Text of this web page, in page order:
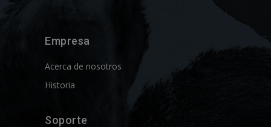
Empresa
Acerca de nosotros
Historia
Soporte